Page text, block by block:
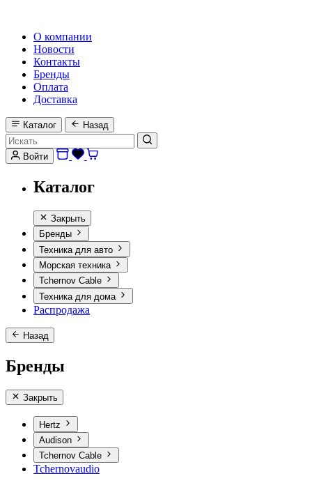
О компании
Новости
Контакты
Бренды
Оплата
Доставка
Каталог Назад
Войти
Каталог
Закрыть
Бренды
Техника для авто
Морская техника
Tchernov Cable
Техника для дома
Распродажа
Назад
Бренды
Закрыть
Hertz
Audison
Tchernov Cable
Tchernovaudio